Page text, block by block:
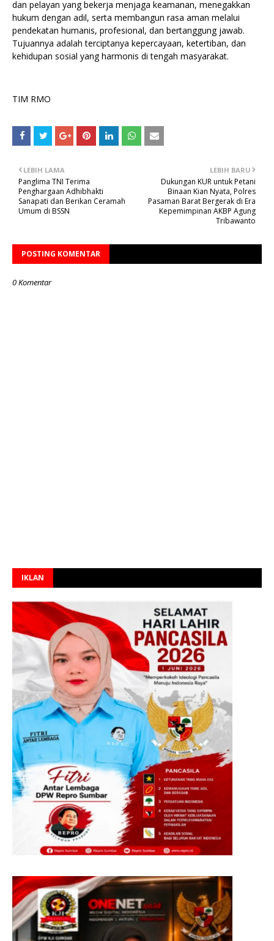
dan pelayan yang bekerja menjaga keamanan, menegakkan
hukum dengan adil, serta membangun rasa aman melalui
pendekatan humanis, profesional, dan bertanggung jawab.
Tujuannya adalah terciptanya kepercayaan, ketertiban, dan
kehidupan sosial yang harmonis di tengah masyarakat.
TIM RMO
LEBIH BARU
Dukungan KUR untuk Petani
Binaan Kian Nyata, Polres
Pasaman Barat Bergerak di Era
Kepemimpinan AKBP Agung
Tribawanto
LEBIH LAMA
Panglima TNI Terima
Penghargaan Adhibhakti
Sanapati dan Berikan Ceramah
Umum di BSSN
POSTING KOMENTAR
0 Komentar
IKLAN